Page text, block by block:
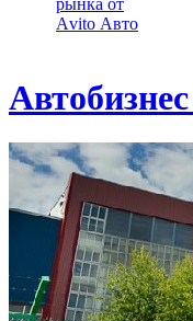
рынка от
Аvito Авто